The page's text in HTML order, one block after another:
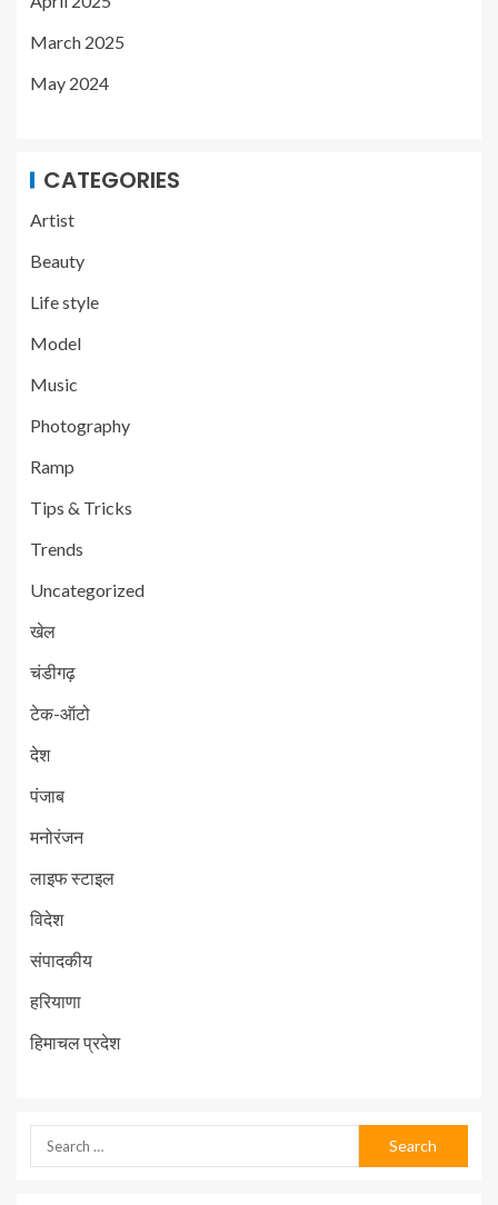
March 2025
May 2024
CATEGORIES
Artist
Beauty
Life style
Model
Music
Photography
Ramp
Tips & Tricks
Trends
Uncategorized
खेल
चंडीगढ़
टेक-ऑटो
देश
पंजाब
मनोरंजन
लाइफ स्टाइल
विदेश
संपादकीय
हरियाणा
हिमाचल प्रदेश